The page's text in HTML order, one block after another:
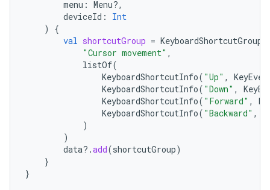
menu : Menu?,
deviceId :
Int
)
{
val shortcutGroup = KeyboardShortcutGroup
"Cursor movement" ,
listOf(
KeyboardShortcutInfo( "Up" ,
KeyboardShortcutInfo( "Down" ,
KeyboardShortcutInfo( "Forward" ,
KeyboardShortcutInfo( "Backward" ,
)
)
data?.add(shortcutGroup)
}
}